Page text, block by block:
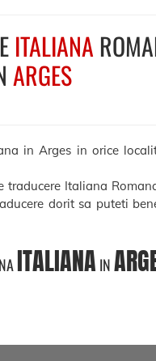
ITALIANA
ARGES
in Arges in orice
traducere Italiana
dorit sa puteti
ITALIANA IN